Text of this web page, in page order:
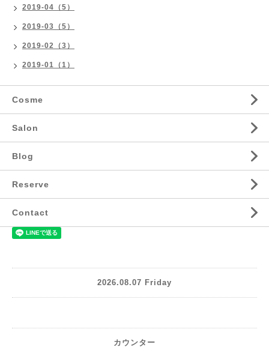
2019-04（5）
2019-03（5）
2019-02（3）
2019-01（1）
Cosme
Salon
Blog
Reserve
Contact
2026.08.07 Friday
カウンター